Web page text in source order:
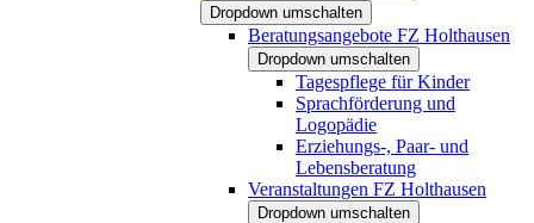
Dropdown umschalten
Beratungsangebote FZ Holthausen
Dropdown umschalten
Tagespflege für Kinder
Sprachförderung und
Logopädie
Erziehungs-, Paar- und
Lebensberatung
Veranstaltungen FZ Holthausen
Dropdown umschalten